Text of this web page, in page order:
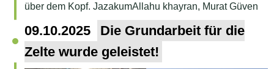
über dem Kopf. JazakumAllahu khayran, Murat Güven
09.10.2025
Die Grundarbeit für die
Zelte wurde geleistet!